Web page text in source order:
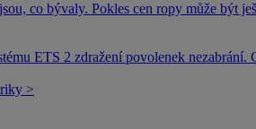
co bývaly. Pokles cen ropy může být
ETS 2 zdražení povolenek
>